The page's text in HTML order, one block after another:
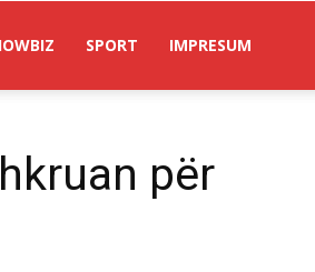
SPORT IMPRESUM
për